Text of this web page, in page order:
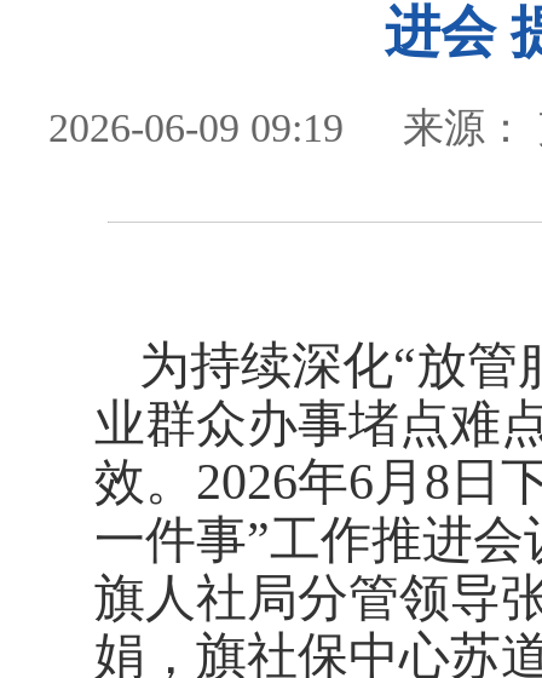
进会
2026-06-09 09:19 来源：
为持续深化“放管
业群众办事堵点难
效。2026年6月8日
一件事”工作推进
旗人社局分管领导
娟，旗社保中心苏